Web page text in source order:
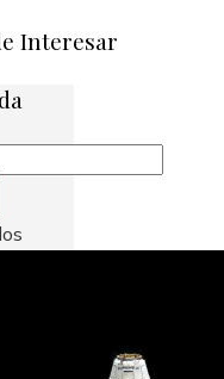
Interesar